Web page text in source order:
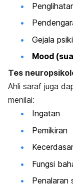
Gejala
Mood
Tes
Ahli saraf juga
menilai:
Ingatan
Pemikiran
Fungsi
Penalaran